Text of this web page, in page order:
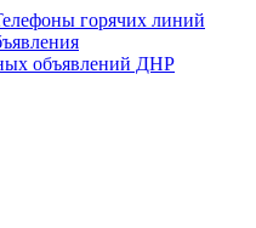
горячих линий